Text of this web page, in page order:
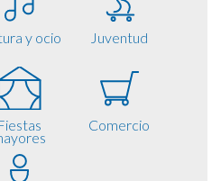
y ocio Juventud
Comercio